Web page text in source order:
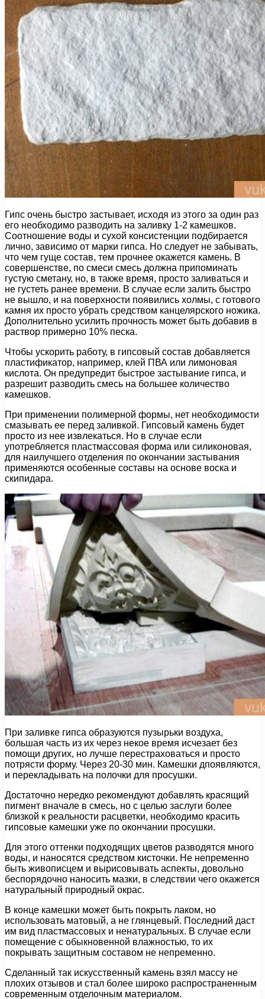
Гипс очень быстро застывает, исходя из этого за один раз
его необходимо разводить на заливку 1-2 камешков.
Соотношение воды и сухой консистенции подбирается
лично, зависимо от марки гипса. Но следует не забывать,
что чем гуще состав, тем прочнее окажется камень. В
совершенстве, по смеси смесь должна припоминать
густую сметану, но, в также время, просто заливаться и
не густеть ранее времени. В случае если залить быстро
не вышло, и на поверхности появились холмы, с готового
камня их просто убрать средством канцелярского ножика.
Дополнительно усилить прочность может быть добавив в
раствор примерно 10% песка.
Чтобы ускорить работу, в гипсовый состав добавляется
пластификатор, например, клей ПВА или лимоновая
кислота. Он предупредит быстрое застывание гипса, и
разрешит разводить смесь на большее количество
камешков.
При применении полимерной формы, нет необходимости
смазывать ее перед заливкой. Гипсовый камень будет
просто из нее извлекаться. Но в случае если
употребляется пластмассовая форма или силиконовая,
для наилучшего отделения по окончании застывания
применяются особенные составы на основе воска и
скипидара.
При заливке гипса образуются пузырьки воздуха,
большая часть из их через некое время исчезает без
помощи других, но лучше перестраховаться и просто
потрясти форму. Через 20-30 мин. Камешки дпоявляются,
и перекладывать на полочки для просушки.
Достаточно нередко рекомендуют добавлять красящий
пигмент вначале в смесь, но с целью заслуги более
близкой к реальности расцветки, необходимо красить
гипсовые камешки уже по окончании просушки.
Для этого оттенки подходящих цветов разводятся много
воды, и наносятся средством кисточки. Не непременно
быть живописцем и вырисовывать аспекты, довольно
беспорядочно наносить мазки, в следствии чего окажется
натуральный природный окрас.
В конце камешки может быть покрыть лаком, но
использовать матовый, а не глянцевый. Последний даст
им вид пластмассовых и ненатуральных. В случае если
помещение с обыкновенной влажностью, то их
покрывать защитным составом не непременно.
Сделанный так искусственный камень взял массу не
плохих отзывов и стал более широко распространенным
современным отделочным материалом.